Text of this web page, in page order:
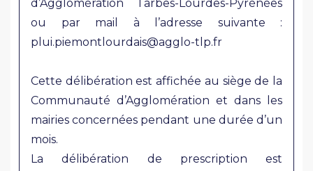
d’Agglomération Tarbes-Lourdes-Pyrénées
ou par mail à l’adresse suivante :
plui.piemontlourdais@agglo-tlp.fr
Cette délibération est affichée au siège de la
Communauté d’Agglomération et dans les
mairies concernées pendant une durée d’un
mois.
La délibération de prescription est